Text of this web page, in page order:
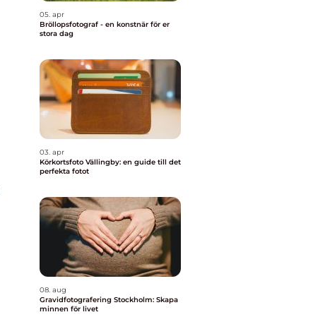
05. apr
Bröllopsfotograf - en konstnär för er
stora dag
03. apr
Körkortsfoto Vällingby: en guide till det
perfekta fotot
08. aug
Gravidfotografering Stockholm: Skapa
minnen för livet